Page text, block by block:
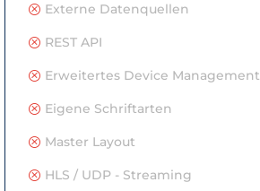
Q Externe Datenquellen
Q REST API
Q Erweitertes Device Management
Q Eigene Schriftarten
Q Master Layout
Q HLS / UDP - Streaming